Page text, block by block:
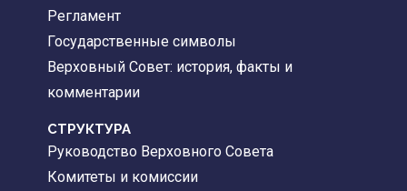
Регламент
Государственные символы
Верховный Совет: история, факты и
комментарии
CТРУКТУРА
Руководство Верховного Совета
Комитеты и комиссии